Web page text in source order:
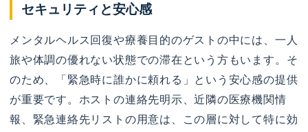
セキュリティと安心感
メンタルヘルス回復や療養目的のゲストの中には、一人
旅や体調の優れない状態での滞在という方もいます。そ
のため、「緊急時に誰かに頼れる」という安心感の提供
が重要です。ホストの連絡先明示、近隣の医療機関情
報、緊急連絡先リストの用意は、この層に対して特に効